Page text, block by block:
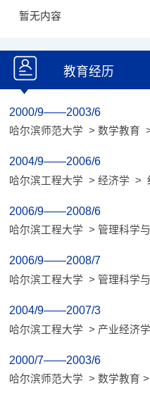
暂无内容
教育经历
2000/9——2003/6
哈尔滨师范大学 > 数学教育
2004/9——2006/6
哈尔滨工程大学 > 经济学 >
2006/9——2008/6
哈尔滨工程大学 > 管理科学
2006/9——2008/7
哈尔滨工程大学 > 管理科学
2004/9——2007/3
哈尔滨工程大学 > 产业经济
2000/7——2003/6
哈尔滨师范大学 > 数学教育